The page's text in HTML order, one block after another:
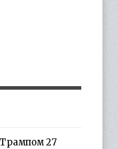
Трампом 27